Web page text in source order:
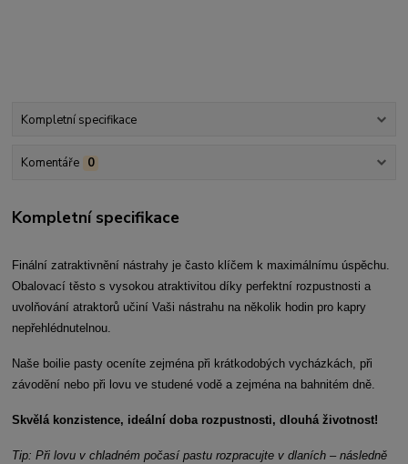
Kompletní specifikace
Komentáře 0
Kompletní specifikace
Finální zatraktivnění nástrahy je často klíčem k maximálnímu úspěchu.
Obalovací těsto s vysokou atraktivitou díky perfektní rozpustnosti a
uvolňování atraktorů učiní Vaši nástrahu na několik hodin pro kapry
nepřehlédnutelnou.
Naše boilie pasty oceníte zejména při krátkodobých vycházkách, při
závodění nebo při lovu ve studené vodě a zejména na bahnitém dně.
Skvělá konzistence, ideální doba rozpustnosti, dlouhá životnost!
Tip: Při lovu v chladném počasí pastu rozpracujte v dlaních – následně